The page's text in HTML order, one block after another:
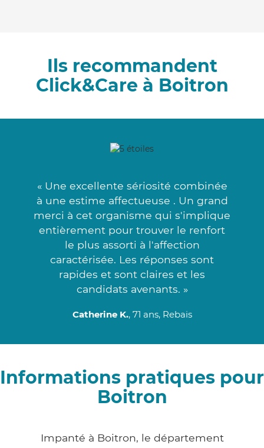
Ils recommandent
Click&Care à Boitron
« Une excellente sériosité combinée
à une estime affectueuse . Un grand
merci à cet organisme qui s'implique
entièrement pour trouver le renfort
le plus assorti à l'affection
caractérisée. Les réponses sont
rapides et sont claires et les
candidats avenants. »
Catherine K., 71 ans, Rebais
Informations pratiques pour
Boitron
Impanté à Boitron, le département